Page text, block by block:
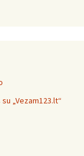
„Vezam123.lt“